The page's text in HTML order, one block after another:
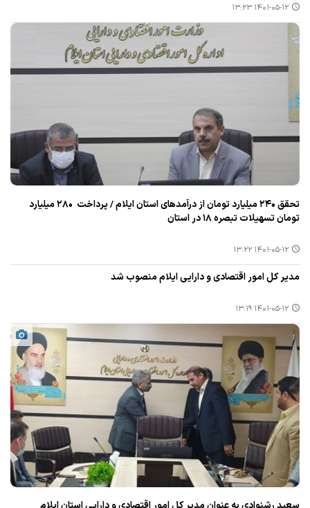
۱۴۰۱-۰۵-۱۲ ۱۳:۲۳
تحقق ۲۴۰ میلیارد تومان از درآمدهای استان ایلام / ‏پرداخت ۲۸۰ میلیارد
تومان تسهیلات تبصره ۱۸ در استان
۱۴۰۱-۰۵-۱۲ ۱۳:۲۲
مدیر كل امور اقتصادی و دارایی ایلام منصوب شد
۱۴۰۱-۰۵-۱۲ ۱۳:۱۹